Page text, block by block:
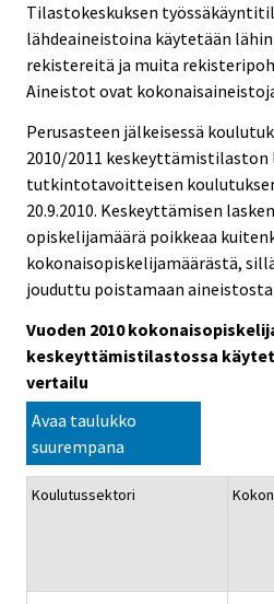
Tilastokeskuksen
lähdeaineistoina käytetään
rekistereitä ja muita
Aineistot ovat
Perusasteen jälkeisessä
2010/2011
tutkintotavoitteisen
20.9.2010. Keskeyttämisen
opiskelijamäärä poikkeaa
kokonaisopiskelijamäärästä,
jouduttu poistamaan
Vuoden 2010
keskeyttämistilastossa
vertailu
Avaa taulukko
suurempana
Koulutussektori